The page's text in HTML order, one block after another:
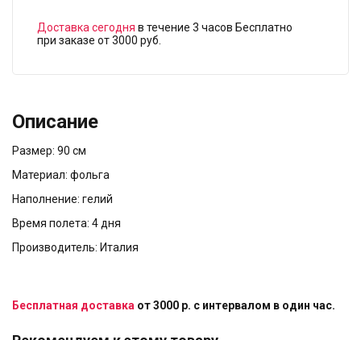
Доставка сегодня в течение 3 часов Бесплатно
при заказе от 3000 руб.
Описание
Размер: 90 см
Материал: фольга
Наполнение: гелий
Время полета: 4 дня
Производитель: Италия
Бесплатная доставка от 3000 р. с интервалом в один час.